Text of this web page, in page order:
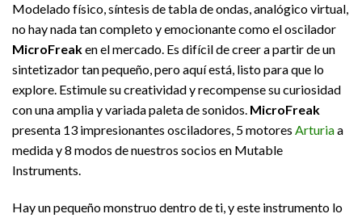
Modelado físico, síntesis de tabla de ondas, analógico virtual,
no hay nada tan completo y emocionante como el oscilador
MicroFreaken el mercado. Es difícil de creer a partir de un
sintetizador tan pequeño, pero aquí está, listo para que lo
explore. Estimule su creatividad y recompense su curiosidad
con una amplia y variada paleta de sonidos. MicroFreak
presenta 13 impresionantes osciladores, 5 motores Arturiaa
medida y 8 modos de nuestros socios en Mutable
Instruments.
Hay un pequeño monstruo dentro de ti, y este instrumento lo